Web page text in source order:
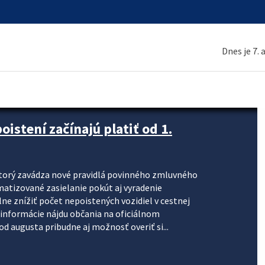
Dnes je 7.
začínajú platiť od 1.
zavádza nové pravidlá povinného zmluvného
zasielanie pokút aj vyradenie
znížiť počet nepoistených vozidiel v cestnej
nájdu občania na oficiálnom
augusta pribudne aj možnosť overiť si...